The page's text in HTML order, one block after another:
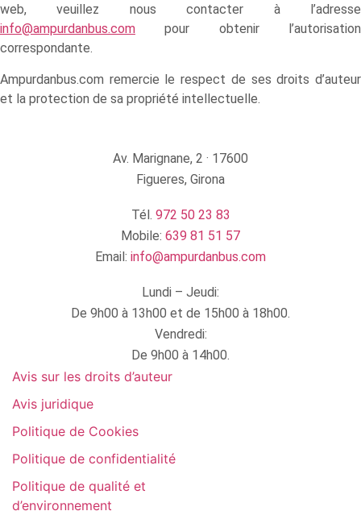
web, veuillez nous contacter à l’adresse
info@ampurdanbus.com pour obtenir l’autorisation
correspondante.
Ampurdanbus.com remercie le respect de ses droits d’auteur
et la protection de sa propriété intellectuelle.
Av. Marignane, 2 · 17600
Figueres, Girona
Tél. 972 50 23 83
Mobile: 639 81 51 57
Email: info@ampurdanbus.com
Lundi – Jeudi:
De 9h00 à 13h00 et de 15h00 à 18h00.
Vendredi:
De 9h00 à 14h00.
Avis sur les droits d’auteur
Avis juridique
Politique de Cookies
Politique de confidentialité
Politique de qualité et
d’environnement